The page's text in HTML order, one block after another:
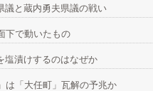
と蔵内勇夫県議の戦い
下で動いたもの
塩漬けするのはなぜか
は「大任町」瓦解の予兆か